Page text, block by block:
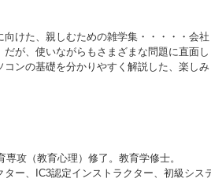
けた、親しむための雑学集・・・・・会社
が、使いながらもさまざまな問題に直面し
ンの基礎を分かりやすく解説した、楽しみ
攻（教育心理）修了。教育学修士。
ー、IC3認定インストラクター、初級シス